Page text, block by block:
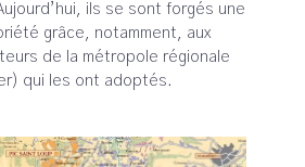
ils se sont forgés une
grâce, notamment, aux
de la métropole régionale
qui les ont adoptés.